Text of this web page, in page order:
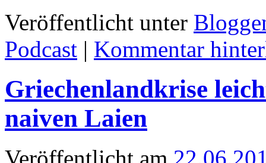
Veröffentlicht unter
Podcast | Kommentar
Griechenlandkrise
naiven Laien